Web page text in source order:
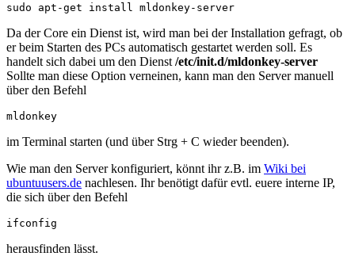
sudo apt-get install mldonkey-server
Da der Core ein Dienst ist, wird man bei der Installation gefragt, ob
er beim Starten des PCs automatisch gestartet werden soll. Es
handelt sich dabei um den Dienst /etc/init.d/mldonkey-server
Sollte man diese Option verneinen, kann man den Server manuell
über den Befehl
mldonkey
im Terminal starten (und über Strg + C wieder beenden).
Wie man den Server konfiguriert, könnt ihr z.B. im Wiki bei
ubuntuusers.de nachlesen. Ihr benötigt dafür evtl. euere interne IP,
die sich über den Befehl
ifconfig
herausfinden lässt.